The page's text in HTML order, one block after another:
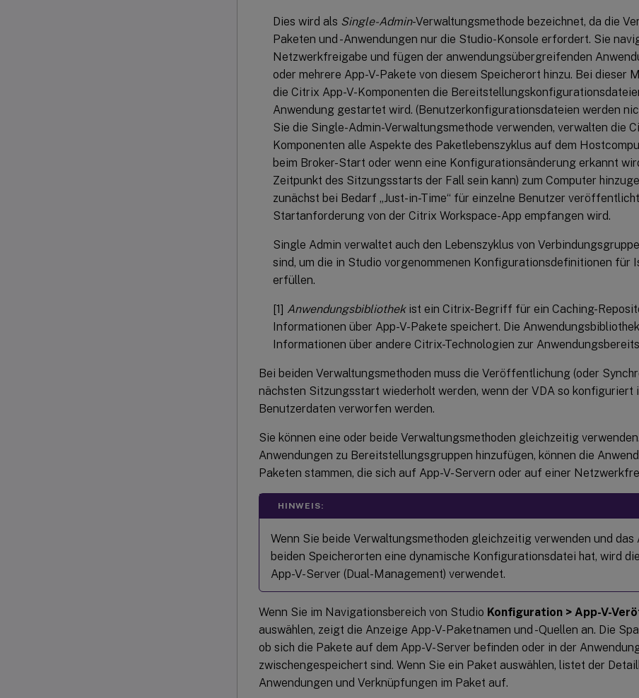
Dies wird als Single-Admin-Verwaltungsmethode bezeichnet, da die
Paketen und -Anwendungen nur die Studio-Konsole erfordert. Sie
Netzwerkfreigabe und fügen der anwendungsübergreifenden
oder mehrere App-V-Pakete von diesem Speicherort hinzu. Bei dieser
die Citrix App-V-Komponenten die
Anwendung gestartet wird. (Benutzerkonfigurationsdateien werden
Sie die Single-Admin-Verwaltungsmethode verwenden, verwalten die
Komponenten alle Aspekte des Paketlebenszyklus auf dem
beim Broker-Start oder wenn eine Konfigurationsänderung erkannt
Zeitpunkt des Sitzungsstarts der Fall sein kann) zum Computer
zunächst bei Bedarf „Just-in-Time“ für einzelne Benutzer
Startanforderung von der Citrix Workspace-App empfangen wird.
Single Admin verwaltet auch den Lebenszyklus von
sind, um die in Studio vorgenommenen Konfigurationsdefinitionen für
erfüllen.
[1] Anwendungsbibliothekist ein Citrix-Begriff für ein Caching-
Informationen über App-V-Pakete speichert. Die
Informationen über andere Citrix-Technologien zur
Bei beiden Verwaltungsmethoden muss die Veröffentlichung (oder
nächsten Sitzungsstart wiederholt werden, wenn der VDA so konfiguriert
Benutzerdaten verworfen werden.
Sie können eine oder beide Verwaltungsmethoden gleichzeitig
Anwendungen zu Bereitstellungsgruppen hinzufügen, können die
Paketen stammen, die sich auf App-V-Servern oder auf einer
HINWEIS:
Wenn Sie beide Verwaltungsmethoden gleichzeitig verwenden und das
beiden Speicherorten eine dynamische Konfigurationsdatei hat, wird
App-V-Server (Dual-Management) verwendet.
Wenn Sie im Navigationsbereich von Studio Konfiguration > App-V-
auswählen, zeigt die Anzeige App-V-Paketnamen und -Quellen an. Die
ob sich die Pakete auf dem App-V-Server befinden oder in der
zwischengespeichert sind. Wenn Sie ein Paket auswählen, listet der
Anwendungen und Verknüpfungen im Paket auf.